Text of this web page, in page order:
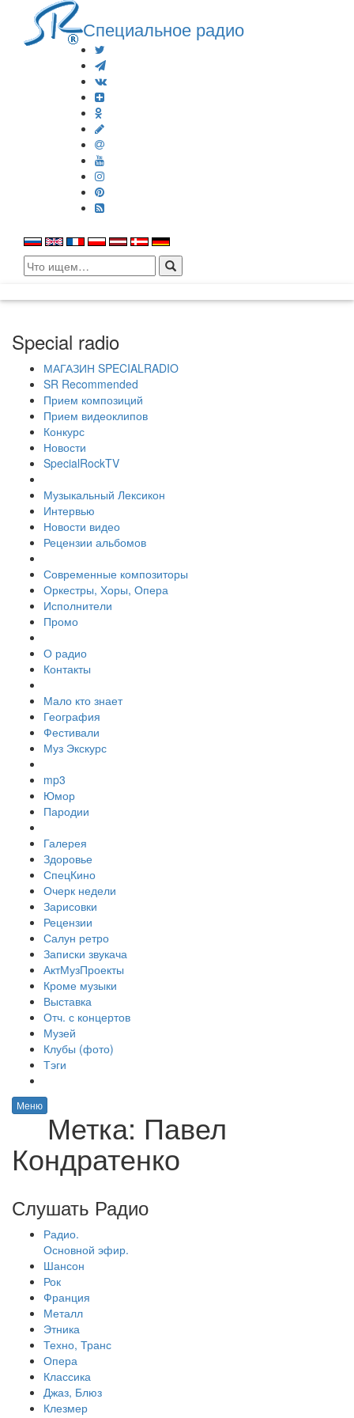
Специальное радио
Search
for:
Special radio
МАГАЗИН SPECIALRADIO
SR Recommended
Прием композиций
Прием видеоклипов
Конкурс
Новости
SpecialRockTV
Музыкальный Лексикон
Интервью
Новости видео
Рецензии альбомов
Современные композиторы
Оркестры, Хоры, Опера
Исполнители
Промо
О радио
Контакты
Мало кто знает
География
Фестивали
Муз Экскурс
mp3
Юмор
Пародии
Галерея
Здоровье
СпецКино
Очерк недели
Зарисовки
Рецензии
Салун ретро
Записки звукача
АктМузПроекты
Кроме музыки
Выставка
Отч. с концертов
Музей
Клубы (фото)
Тэги
Меню
Метка: Павел
Кондратенко
Слушать Радио
Радио.
Основной эфир.
Шансон
Рок
Франция
Металл
Этника
Техно, Транс
Опера
Классика
Джаз, Блюз
Клезмер